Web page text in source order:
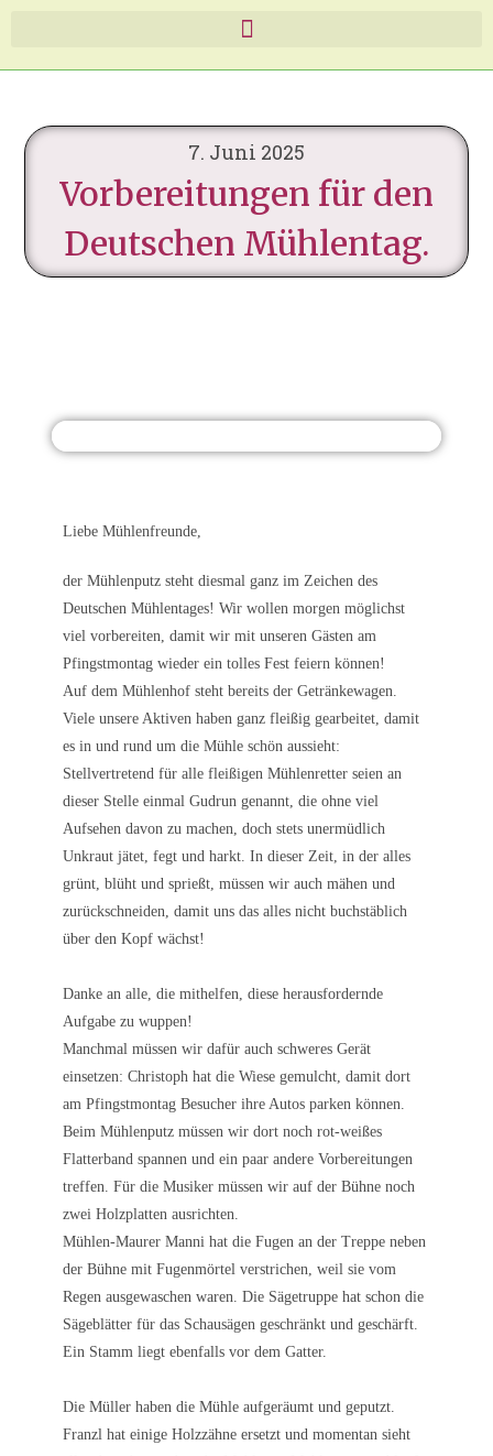
7. Juni 2025
Vorbereitungen für den
Deutschen Mühlentag.
Liebe Mühlenfreunde,
der Mühlenputz steht diesmal ganz im Zeichen des
Deutschen Mühlentages! Wir wollen morgen möglichst
viel vorbereiten, damit wir mit unseren Gästen am
Pfingstmontag wieder ein tolles Fest feiern können!
Auf dem Mühlenhof steht bereits der Getränkewagen.
Viele unsere Aktiven haben ganz fleißig gearbeitet, damit
es in und rund um die Mühle schön aussieht:
Stellvertretend für alle fleißigen Mühlenretter seien an
dieser Stelle einmal Gudrun genannt, die ohne viel
Aufsehen davon zu machen, doch stets unermüdlich
Unkraut jätet, fegt und harkt. In dieser Zeit, in der alles
grünt, blüht und sprießt, müssen wir auch mähen und
zurückschneiden, damit uns das alles nicht buchstäblich
über den Kopf wächst!
Danke an alle, die mithelfen, diese herausfordernde
Aufgabe zu wuppen!
Manchmal müssen wir dafür auch schweres Gerät
einsetzen: Christoph hat die Wiese gemulcht, damit dort
am Pfingstmontag Besucher ihre Autos parken können.
Beim Mühlenputz müssen wir dort noch rot-weißes
Flatterband spannen und ein paar andere Vorbereitungen
treffen. Für die Musiker müssen wir auf der Bühne noch
zwei Holzplatten ausrichten.
Mühlen-Maurer Manni hat die Fugen an der Treppe neben
der Bühne mit Fugenmörtel verstrichen, weil sie vom
Regen ausgewaschen waren. Die Sägetruppe hat schon die
Sägeblätter für das Schausägen geschränkt und geschärft.
Ein Stamm liegt ebenfalls vor dem Gatter.
Die Müller haben die Mühle aufgeräumt und geputzt.
Franzl hat einige Holzzähne ersetzt und momentan sieht